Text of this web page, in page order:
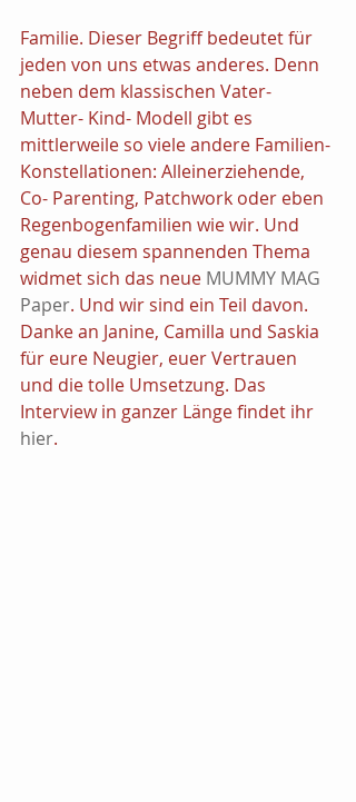
Familie. Dieser Begriff bedeutet für
jeden von uns etwas anderes. Denn
neben dem klassischen Vater-
Mutter- Kind- Modell gibt es
mittlerweile so viele andere Familien-
Konstellationen: Alleinerziehende,
Co- Parenting, Patchwork oder eben
Regenbogenfamilien wie wir. Und
genau diesem spannenden Thema
widmet sich das neue MUMMY MAG
Paper. Und wir sind ein Teil davon.
Danke an Janine, Camilla und Saskia
für eure Neugier, euer Vertrauen
und die tolle Umsetzung. Das
Interview in ganzer Länge findet ihr
hier.